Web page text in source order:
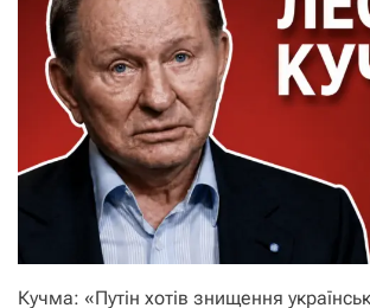
Кучма: «Путін хотів знищення